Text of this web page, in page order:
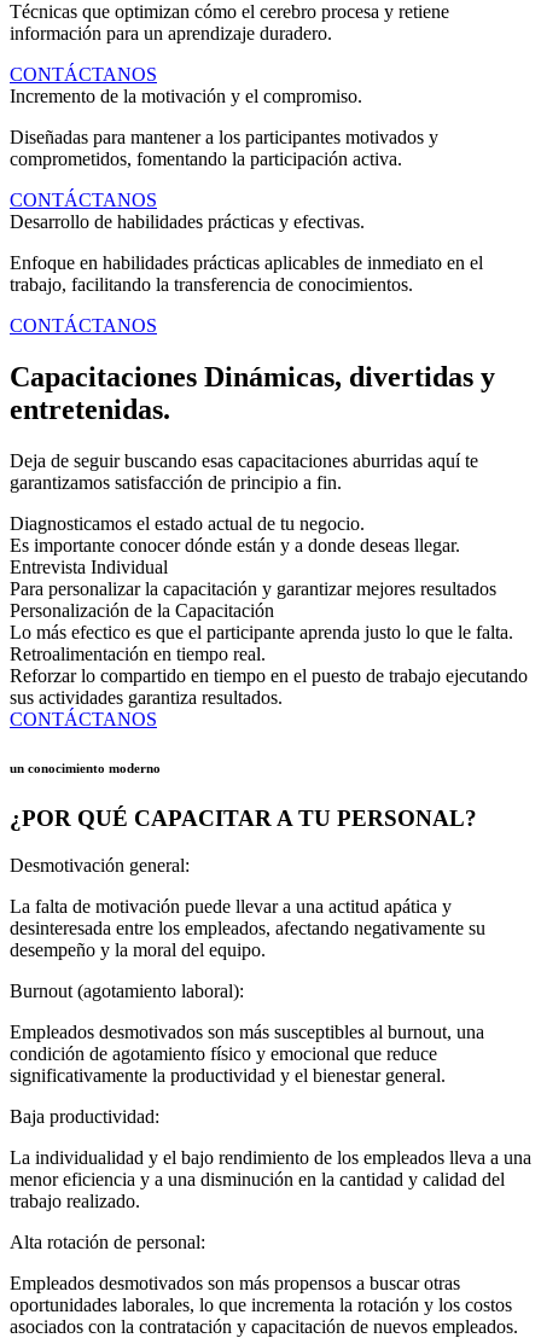
Técnicas que optimizan cómo el cerebro procesa y retiene
información para un aprendizaje duradero.
CONTÁCTANOS
Incremento de la motivación y el compromiso.
Diseñadas para mantener a los participantes motivados y
comprometidos, fomentando la participación activa.
CONTÁCTANOS
Desarrollo de habilidades prácticas y efectivas.
Enfoque en habilidades prácticas aplicables de inmediato en el
trabajo, facilitando la transferencia de conocimientos.
CONTÁCTANOS
Capacitaciones Dinámicas, divertidas y
entretenidas.
Deja de seguir buscando esas capacitaciones aburridas aquí te
garantizamos satisfacción de principio a fin.
Diagnosticamos el estado actual de tu negocio.
Es importante conocer dónde están y a donde deseas llegar.
Entrevista Individual
Para personalizar la capacitación y garantizar mejores resultados
Personalización de la Capacitación
Lo más efectico es que el participante aprenda justo lo que le falta.
Retroalimentación en tiempo real.
Reforzar lo compartido en tiempo en el puesto de trabajo ejecutando
sus actividades garantiza resultados.
CONTÁCTANOS
un conocimiento moderno
¿POR QUÉ CAPACITAR A TU PERSONAL?
Desmotivación general:
La falta de motivación puede llevar a una actitud apática y
desinteresada entre los empleados, afectando negativamente su
desempeño y la moral del equipo.
Burnout (agotamiento laboral):
Empleados desmotivados son más susceptibles al burnout, una
condición de agotamiento físico y emocional que reduce
significativamente la productividad y el bienestar general.
Baja productividad:
La individualidad y el bajo rendimiento de los empleados lleva a una
menor eficiencia y a una disminución en la cantidad y calidad del
trabajo realizado.
Alta rotación de personal:
Empleados desmotivados son más propensos a buscar otras
oportunidades laborales, lo que incrementa la rotación y los costos
asociados con la contratación y capacitación de nuevos empleados.